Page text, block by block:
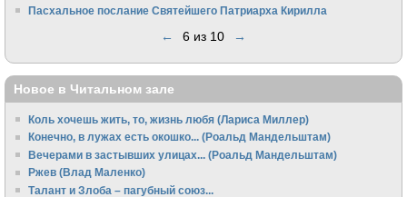
Пасхальное послание Святейшего Патриарха Кирилла
← 6 из 10 →
Новое в Читальном зале
Коль хочешь жить, то, жизнь любя (Лариса Миллер)
Конечно, в лужах есть окошко... (Роальд Мандельштам)
Вечерами в застывших улицах... (Роальд Мандельштам)
Ржев (Влад Маленко)
Талант и Злоба – пагубный союз...